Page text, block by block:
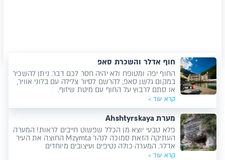
חוף אדלר והשכרת סאפ
החוף יפה ומטופח ולא יהיה חסר לכם דבר. ניתן להשכיר
במקום גלשן סאפ, להרשם לסיור צלילה עם בלוני אוויר,
או סתם לרבוץ על החוף עם מיטת שיזוף.
קרא עוד >
מערת Ahshtyrskaya
פלא טבעי יוצא מן הכלל שפשוט חייבים לראות! המערה
העתיקה הזאת סמוכה לנהר Mzymta החוצה את העיר
אדלר. המערה כולה נטיפים ועיצובים מיוחדים
קרא עוד >